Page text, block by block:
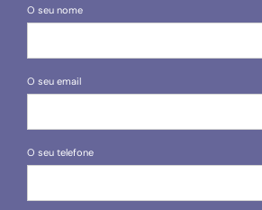
O seu nome
O seu email
O seu telefone